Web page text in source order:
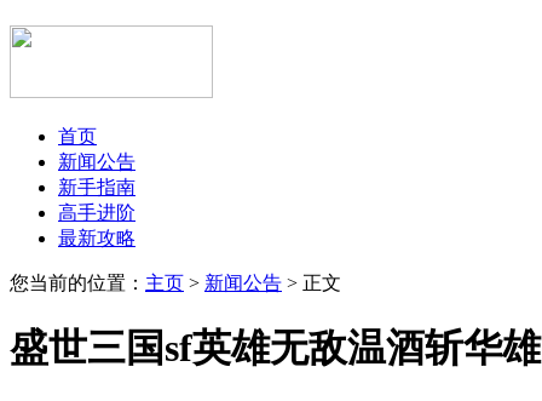
首页
新闻公告
新手指南
高手进阶
最新攻略
您当前的位置： 主页 > 新闻公告 > 正文
盛世三国sf英雄无敌温酒斩华雄